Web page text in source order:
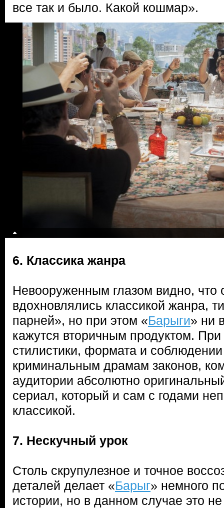
все так и было. Какой кошмар».
6. Классика жанра
Невооруженным глазом видно, что
вдохновлялись классикой жанра,
парней», но при этом «Барыги» ни
кажутся вторичным продуктом.
стилистики, формата и
криминальным драмам законов,
аудитории абсолютно
сериал, который и сам с годами
классикой.
7. Нескучный урок
Столь скрупулезное и точное
деталей делает «Барыг» немного
истории, но в данном случае это